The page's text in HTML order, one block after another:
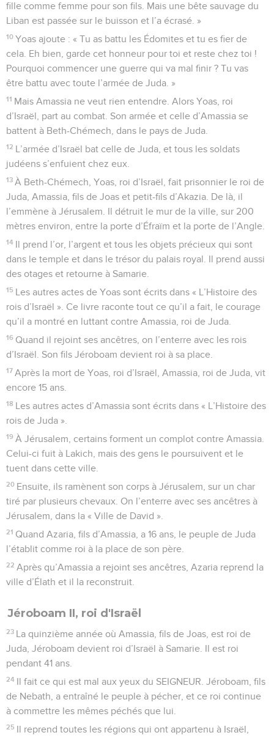
fille comme femme pour son fils. Mais une bête sauvage du
Liban est passée sur le buisson et l’a écrasé. »
10 Yoas ajoute : « Tu as battu les Édomites et tu es fier de
cela. Eh bien, garde cet honneur pour toi et reste chez toi !
Pourquoi commencer une guerre qui va mal finir ? Tu vas
être battu avec toute l’armée de Juda. »
11 Mais Amassia ne veut rien entendre. Alors Yoas, roi
d’Israël, part au combat. Son armée et celle d’Amassia se
battent à Beth-Chémech, dans le pays de Juda.
12 L’armée d’Israël bat celle de Juda, et tous les soldats
judéens s’enfuient chez eux.
13 À Beth-Chémech, Yoas, roi d’Israël, fait prisonnier le roi de
Juda, Amassia, fils de Joas et petit-fils d’Akazia. De là, il
l’emmène à Jérusalem. Il détruit le mur de la ville, sur 200
mètres environ, entre la porte d’Éfraïm et la porte de l’Angle.
14 Il prend l’or, l’argent et tous les objets précieux qui sont
dans le temple et dans le trésor du palais royal. Il prend aussi
des otages et retourne à Samarie.
15 Les autres actes de Yoas sont écrits dans « L’Histoire des
rois d’Israël ». Ce livre raconte tout ce qu’il a fait, le courage
qu’il a montré en luttant contre Amassia, roi de Juda.
16 Quand il rejoint ses ancêtres, on l’enterre avec les rois
d’Israël. Son fils Jéroboam devient roi à sa place.
17 Après la mort de Yoas, roi d’Israël, Amassia, roi de Juda, vit
encore 15 ans.
18 Les autres actes d’Amassia sont écrits dans « L’Histoire des
rois de Juda ».
19 À Jérusalem, certains forment un complot contre Amassia.
Celui-ci fuit à Lakich, mais des gens le poursuivent et le
tuent dans cette ville.
20 Ensuite, ils ramènent son corps à Jérusalem, sur un char
tiré par plusieurs chevaux. On l’enterre avec ses ancêtres à
Jérusalem, dans la « Ville de David ».
21 Quand Azaria, fils d’Amassia, a 16 ans, le peuple de Juda
l’établit comme roi à la place de son père.
22 Après qu’Amassia a rejoint ses ancêtres, Azaria reprend la
ville d’Élath et il la reconstruit.
Jéroboam II, roi d'Israël
23 La quinzième année où Amassia, fils de Joas, est roi de
Juda, Jéroboam devient roi d’Israël à Samarie. Il est roi
pendant 41 ans.
24 Il fait ce qui est mal aux yeux du SEIGNEUR. Jéroboam, fils
de Nebath, a entraîné le peuple à pécher, et ce roi continue
à commettre les mêmes péchés que lui.
25 Il reprend toutes les régions qui ont appartenu à Israël,